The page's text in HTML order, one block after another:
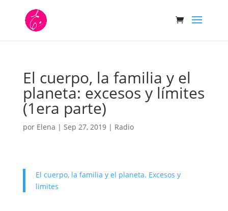
El cuerpo, la familia y el
planeta: excesos y límites
(1era parte)
por Elena | Sep 27, 2019| Radio
El cuerpo, la familia y el planeta. Excesos y
limites